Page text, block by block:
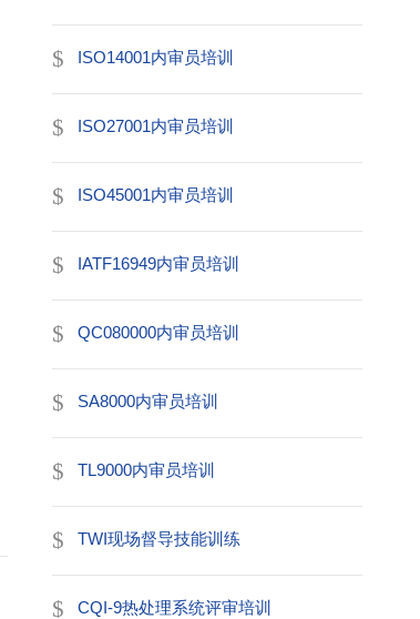
ISO14001内审员培训
ISO27001内审员培训
ISO45001内审员培训
IATF16949内审员培训
QC080000内审员培训
SA8000内审员培训
TL9000内审员培训
TWI现场督导技能训练
CQI-9热处理系统评审培训